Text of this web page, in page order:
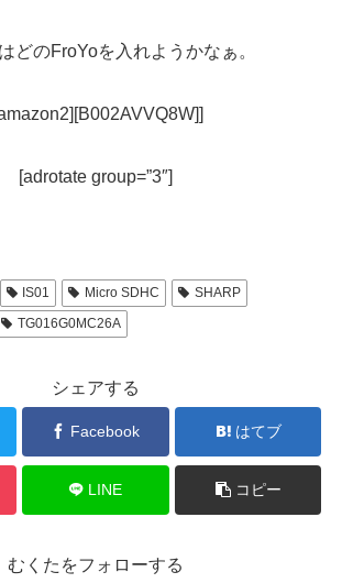
どのFroYoを入れようかなぁ。
[adrotate group=”3″]
IS01 Micro SDHC
SHARP
TG016G0MC26A
シェアする
Facebook はてブ
LINE コピー
むくたをフォローする